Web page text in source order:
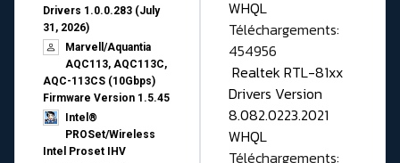
Drivers 1.0.0.283 (July
31, 2026)
Marvell/Aquantia
AQC113, AQC113C,
AQC-113CS (10Gbps)
Firmware Version 1.5.45
Intel®
PROSet/Wireless
Intel Proset IHV
WHQL
Téléchargements:
454956
Realtek RTL-81xx
Drivers Version
8.082.0223.2021
WHQL
Téléchargements: